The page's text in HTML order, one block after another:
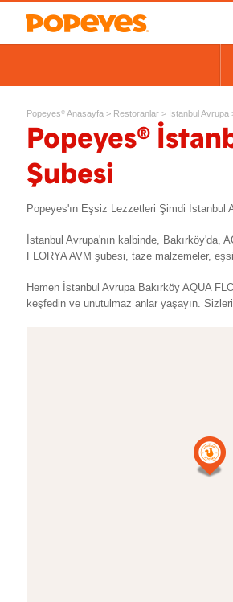
Popeyes® Anasayfa > Restoranlar > İstanbul Avrupa
Popeyes®
Şubesi
Popeyes'ın Eşsiz Lezzetleri Şimdi İstanbul
İstanbul Avrupa'nın kalbinde, Bakırköy'da,
FLORYA AVM şubesi, taze malzemeler,
Hemen İstanbul Avrupa Bakırköy AQUA
keşfedin ve unutulmaz anlar yaşayın.